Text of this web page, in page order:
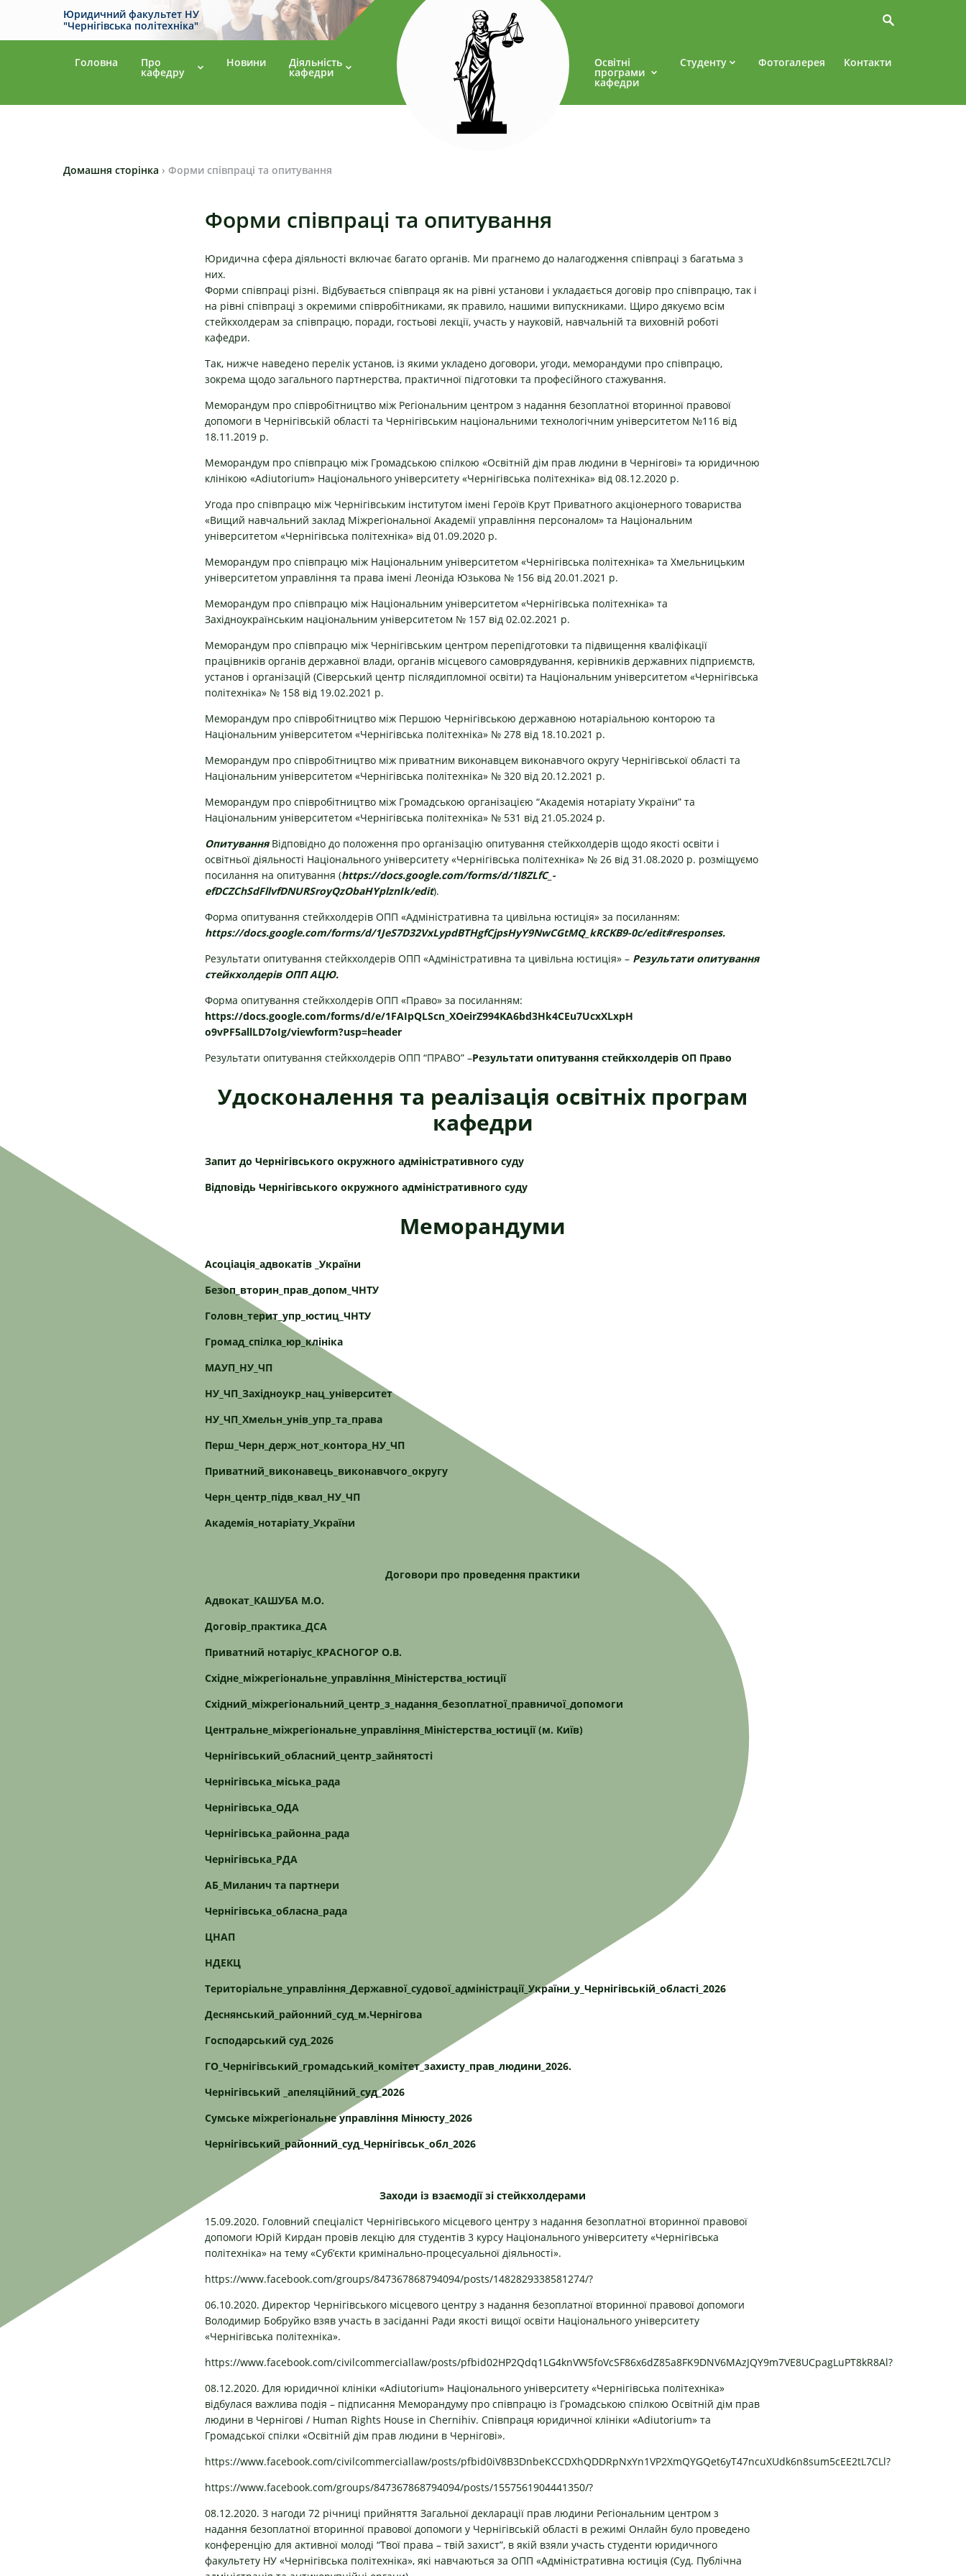
Юридичний факультет НУ
"Чернігівська політехніка"
Головна Про
кафедру
Новини Діяльність
кафедри
Освітні
програми
кафедри
Студенту Фотогалерея Контакти
Домашня сторінка › Форми співпраці та опитування
Форми співпраці та опитування
Юридична сфера діяльності включає багато органів. Ми прагнемо до налагодження співпраці з багатьма з
них.
Форми співпраці різні. Відбувається співпраця як на рівні установи і укладається договір про співпрацю, так і
на рівні співпраці з окремими співробітниками, як правило, нашими випускниками. Щиро дякуємо всім
стейкхолдерам за співпрацю, поради, гостьові лекції, участь у науковій, навчальній та виховній роботі
кафедри.
Так, нижче наведено перелік установ, із якими укладено договори, угоди, меморандуми про співпрацю,
зокрема щодо загального партнерства, практичної підготовки та професійного стажування.
Меморандум про співробітництво між Регіональним центром з надання безоплатної вторинної правової
допомоги в Чернігівській області та Чернігівським національними технологічним університетом №116 від
18.11.2019 р.
Меморандум про співпрацю між Громадською спілкою «Освітній дім прав людини в Чернігові» та юридичною
клінікою «Adiutorium» Національного університету «Чернігівська політехніка» від 08.12.2020 р.
Угода про співпрацю між Чернігівським інститутом імені Героїв Крут Приватного акціонерного товариства
«Вищий навчальний заклад Міжрегіональної Академії управління персоналом» та Національним
університетом «Чернігівська політехніка» від 01.09.2020 р.
Меморандум про співпрацю між Національним університетом «Чернігівська політехніка» та Хмельницьким
університетом управління та права імені Леоніда Юзькова № 156 від 20.01.2021 р.
Меморандум про співпрацю між Національним університетом «Чернігівська політехніка» та
Західноукраїнським національним університетом № 157 від 02.02.2021 р.
Меморандум про співпрацю між Чернігівським центром перепідготовки та підвищення кваліфікації
працівників органів державної влади, органів місцевого самоврядування, керівників державних підприємств,
установ і організацій (Сіверський центр післядипломної освіти) та Національним університетом «Чернігівська
політехніка» № 158 від 19.02.2021 р.
Меморандум про співробітництво між Першою Чернігівською державною нотаріальною конторою та
Національним університетом «Чернігівська політехніка» № 278 від 18.10.2021 р.
Меморандум про співробітництво між приватним виконавцем виконавчого округу Чернігівської області та
Національним університетом «Чернігівська політехніка» № 320 від 20.12.2021 р.
Меморандум про співробітництво між Громадською організацією “Академія нотаріату України” та
Національним університетом «Чернігівська політехніка» № 531 від 21.05.2024 р.
ОпитуванняВідповідно до положення про організацію опитування стейкхолдерів щодо якості освіти і
освітньої діяльності Національного університету «Чернігівська політехніка» № 26 від 31.08.2020 р. розміщуємо
посилання на опитування (https://docs.google.com/forms/d/1l8ZLfC_-
efDCZChSdFllvfDNURSroyQzObaHYplznIk/edit).
Форма опитування стейкхолдерів ОПП «Адміністративна та цивільна юстиція» за посиланням:
https://docs.google.com/forms/d/1JeS7D32VxLypdBTHgfCjpsHyY9NwCGtMQ_kRCKB9-0c/edit#responses.
Результати опитування стейкхолдерів ОПП «Адміністративна та цивільна юстиція» – Результати опитування
стейкхолдерів ОПП АЦЮ.
Форма опитування стейкхолдерів ОПП «Право» за посиланням:
https://docs.google.com/forms/d/e/1FAIpQLScn_XOeirZ994KA6bd3Hk4CEu7UcxXLxpH
o9vPF5allLD7oIg/viewform?usp=header
Результати опитування стейкхолдерів ОПП “ПРАВО” –Результати опитування стейкхолдерів ОП Право
Удосконалення та реалізація освітніх програм
кафедри
Запит до Чернігівського окружного адміністративного суду
Відповідь Чернігівського окружного адміністративного суду
Меморандуми
Асоціація_адвокатів _України
Безоп_вторин_прав_допом_ЧНТУ
Головн_терит_упр_юстиц_ЧНТУ
Громад_спілка_юр_клініка
МАУП_НУ_ЧП
НУ_ЧП_Західноукр_нац_університет
НУ_ЧП_Хмельн_унів_упр_та_права
Перш_Черн_держ_нот_контора_НУ_ЧП
Приватний_виконавець_виконавчого_округу
Черн_центр_підв_квал_НУ_ЧП
Академія_нотаріату_України
Договори про проведення практики
Адвокат_КАШУБА М.О.
Договір_практика_ДСА
Приватний нотаріус_КРАСНОГОР О.В.
Східне_міжрегіональне_управління_Міністерства_юстиції
Східний_міжрегіональний_центр_з_надання_безоплатної_правничої_допомоги
Центральне_міжрегіональне_управління_Міністерства_юстиції (м. Київ)
Чернігівський_обласний_центр_зайнятості
Чернігівська_міська_рада
Чернігівська_ОДА
Чернігівська_районна_рада
Чернігівська_РДА
АБ_Миланич та партнери
Чернігівська_обласна_рада
ЦНАП
НДЕКЦ
Територіальне_управління_Державної_судової_адміністрації_України_у_Чернігівській_області_2026
Деснянський_районний_суд_м.Чернігова
Господарський суд_2026
ГО_Чернігівський_громадський_комітет_захисту_прав_людини_2026.
Чернігівський _апеляційний_суд_2026
Сумське міжрегіональне управління Мінюсту_2026
Чернігівський_районний_суд_Чернігівськ_обл_2026
Заходи із взаємодії зі стейкхолдерами
15.09.2020. Головний спеціаліст Чернігівського місцевого центру з надання безоплатної вторинної правової
допомоги Юрій Кирдан провів лекцію для студентів 3 курсу Національного університету «Чернігівська
політехніка» на тему «Суб’єкти кримінально-процесуальної діяльності».
https://www.facebook.com/groups/847367868794094/posts/1482829338581274/?
06.10.2020. Директор Чернігівського місцевого центру з надання безоплатної вторинної правової допомоги
Володимир Бобруйко взяв участь в засіданні Ради якості вищої освіти Національного університету
«Чернігівська політехніка».
https://www.facebook.com/civilcommerciallaw/posts/pfbid02HP2Qdq1LG4knVW5foVcSF86x6dZ85a8FK9DNV6MAzJQY9m7VE8UCpagLuPT8kR8Al?
08.12.2020. Для юридичної клініки «Adiutorium» Національного університету «Чернігівська політехніка»
відбулася важлива подія – підписання Меморандуму про співпрацю із Громадською спілкою Освітній дім прав
людини в Чернігові / Human Rights House in Chernihiv. Співпраця юридичної клініки «Adiutorium» та
Громадської спілки «Освітній дім прав людини в Чернігові».
https://www.facebook.com/civilcommerciallaw/posts/pfbid0iV8B3DnbeKCCDXhQDDRpNxYn1VP2XmQYGQet6yT47ncuXUdk6n8sum5cEE2tL7CLl?
https://www.facebook.com/groups/847367868794094/posts/1557561904441350/?
08.12.2020. З нагоди 72 річниці прийняття Загальної декларації прав людини Регіональним центром з
надання безоплатної вторинної правової допомоги у Чернігівській області в режимі Онлайн було проведено
конференцію для активної молодi “Твої права – твiй захист”, в якій взяли участь студенти юридичного
факультету НУ «Чернігівська політехніка», які навчаються за ОПП «Адміністративна юстиція (Суд. Публічна